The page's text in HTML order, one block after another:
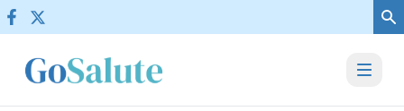
Vai al contenuto